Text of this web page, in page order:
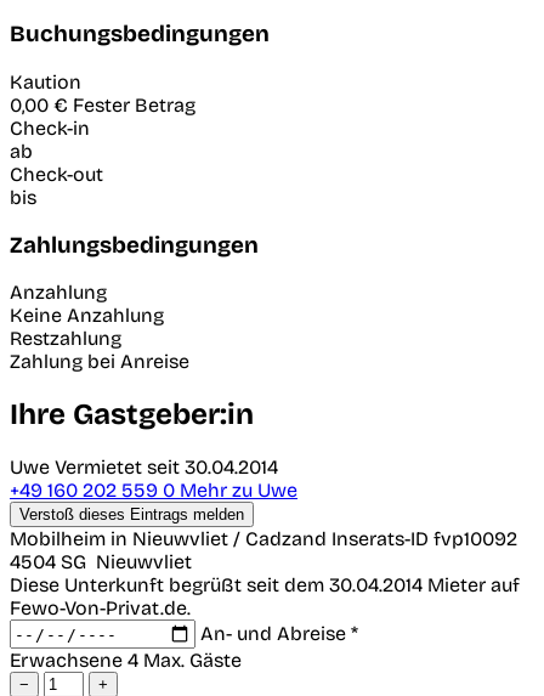
Buchungsbedingungen
Kaution
0,00 € Fester Betrag
Check-in
ab
Check-out
bis
Zahlungsbedingungen
Anzahlung
Keine Anzahlung
Restzahlung
Zahlung bei Anreise
Ihre Gastgeber:in
Uwe Vermietet seit 30.04.2014
+49 160 202 559 0 Mehr zu Uwe
Verstoß dieses Eintrags melden
Mobilheim in Nieuwvliet / Cadzand Inserats-ID fvp10092
4504 SG Nieuwvliet
Diese Unterkunft begrüßt seit dem 30.04.2014 Mieter auf
Fewo-Von-Privat.de.
An- und Abreise *
Erwachsene 4 Max. Gäste
− +